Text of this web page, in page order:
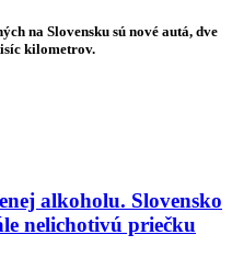
na Slovensku sú nové autá, dve
kilometrov.
alkoholu. Slovensko
nelichotivú priečku